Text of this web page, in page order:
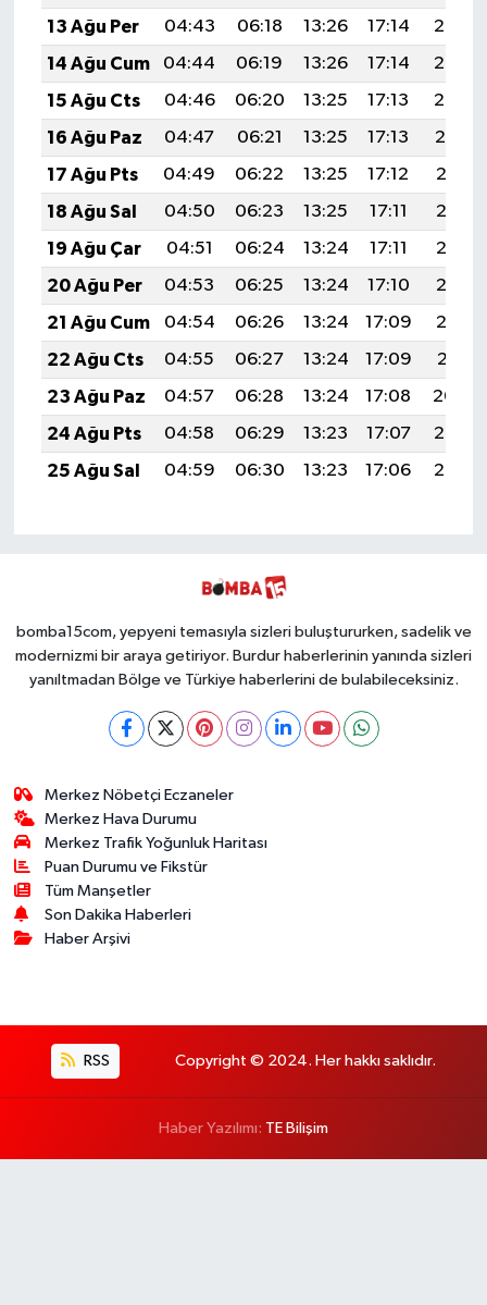
13 Ağu Per
04:43 06:18 13:26 17:14
20:23
14 Ağu Cum
04:44 06:19 13:26 17:14
20:22
15 Ağu Cts
04:46 06:20 13:25 17:13
20:20
16 Ağu Paz
04:47 06:21 13:25 17:13
20:19
17 Ağu Pts
04:49 06:22 13:25 17:12
20:18
18 Ağu Sal
04:50 06:23 13:25 17:11
20:16
19 Ağu Çar
04:51 06:24 13:24 17:11
20:15
20 Ağu Per
04:53 06:25 13:24 17:10
20:13
21 Ağu Cum
04:54 06:26 13:24 17:09
20:12
22 Ağu Cts
04:55 06:27 13:24 17:09
20:11
23 Ağu Paz
04:57 06:28 13:24 17:08
20:09
24 Ağu Pts
04:58 06:29 13:23 17:07
20:08
25 Ağu Sal
04:59 06:30 13:23 17:06 20:06
bomba15com, yepyeni temasıyla sizleri buluştururken, sadelik ve
modernizmi bir araya getiriyor. Burdur haberlerinin yanında sizleri
yanıltmadan Bölge ve Türkiye haberlerini de bulabileceksiniz.
Merkez Nöbetçi Eczaneler
Merkez Hava Durumu
Merkez Trafik Yoğunluk Haritası
Puan Durumu ve Fikstür
Tüm Manşetler
Son Dakika Haberleri
Haber Arşivi
RSS Copyright © 2024. Her hakkı saklıdır.
Haber Yazılımı: TE Bilişim